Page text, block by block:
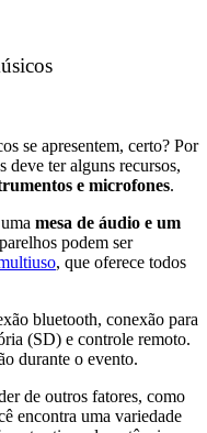
se apresentem, certo? Por
deve ter alguns recursos,
e microfones.
mesa de áudio e um
podem ser
, que oferece todos
bluetooth, conexão para
(SD) e controle remoto.
durante o evento.
de outros fatores, como
encontra uma variedade